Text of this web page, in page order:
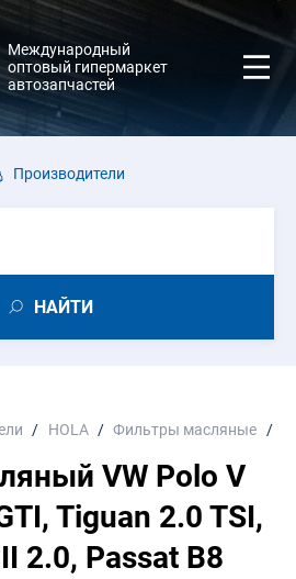
Международный
оптовый гипермаркет
автозапчастей
Производители
НАЙТИ
HOLA Фильтры масляные
VW Polo V
Tiguan 2.0 TSI,
2.0, Passat B8